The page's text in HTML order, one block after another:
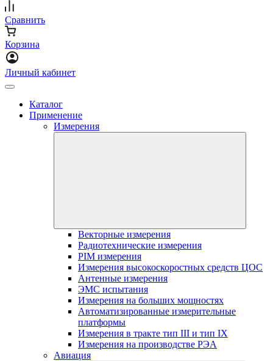
Сравнить
Корзина
Личный кабинет
Каталог
Применение
Измерения
Векторные измерения
Радиотехнические измерения
PIM измерения
Измерения высокоскоростных средств ЦОС
Антенные измерения
ЭМС испытания
Измерения на больших мощностях
Автоматизированные измерительные
платформы
Измерения в тракте тип III и тип IX
Измерения на производстве РЭА
Авиация